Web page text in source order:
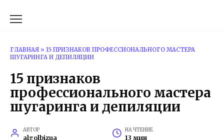
ГЛАВНАЯ » 15 ПРИЗНАКОВ ПРОФЕССИОНАЛЬНОГО МАСТЕРА
ШУГАРИНГА И ДЕПИЛЯЦИИ
15 признаков
профессионального мастера
шугаринга и депиляции
АВТОР
algolbizua
НА ЧТЕНИЕ
13 мин